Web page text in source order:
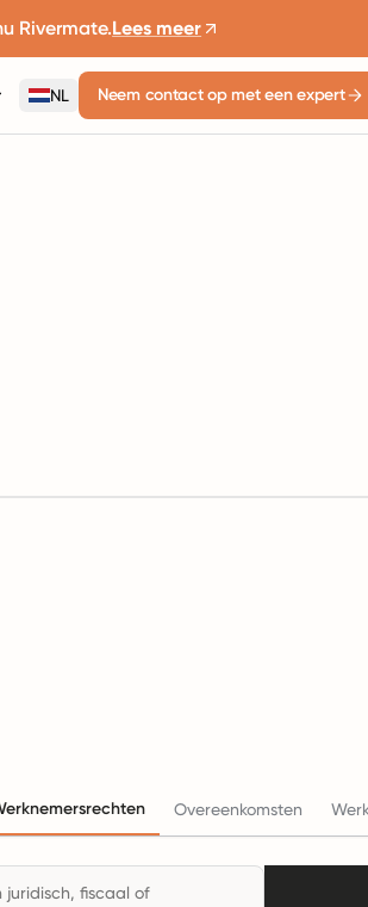
Rivermate.Lees meer
NL Neem contact op met een expert
Overeenkomsten
juridisch, fiscaal of